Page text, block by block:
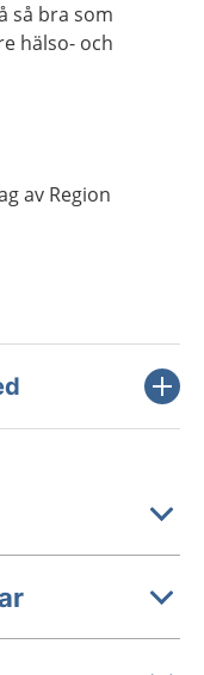
så bra som
hälso- och
av Region